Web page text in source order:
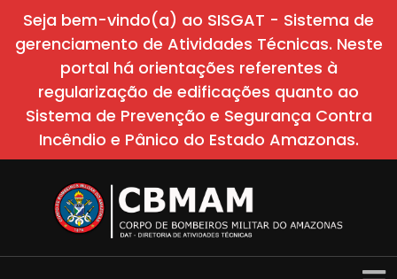
Seja bem-vindo(a) ao SISGAT - Sistema de
gerenciamento de Atividades Técnicas. Neste
portal há orientações referentes à
regularização de edificações quanto ao
Sistema de Prevenção e Segurança Contra
Incêndio e Pânico do Estado Amazonas.